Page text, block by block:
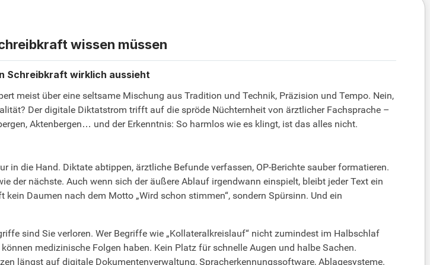
wissen müssen
Schreibkraft wirklich aussieht
meist über eine seltsame Mischung aus Tradition und Technik, Präzision und Tempo. Nein,
Der digitale Diktatstrom trifft auf die spröde Nüchternheit von ärztlicher Fachsprache –
Aktenbergen… und der Erkenntnis: So harmlos wie es klingt, ist das alles nicht.
die Hand. Diktate abtippen, ärztliche Befunde verfassen, OP-Berichte sauber formatieren.
der nächste. Auch wenn sich der äußere Ablauf irgendwann einspielt, bleibt jeder Text ein
Daumen nach dem Motto „Wird schon stimmen“, sondern Spürsinn. Und ein
sind Sie verloren. Wer Begriffe wie „Kollateralkreislauf“ nicht zumindest im Halbschlaf
medizinische Folgen haben. Kein Platz für schnelle Augen und halbe Sachen.
längst auf digitale Dokumentenverwaltung, Spracherkennungssoftware, Ablagesysteme.